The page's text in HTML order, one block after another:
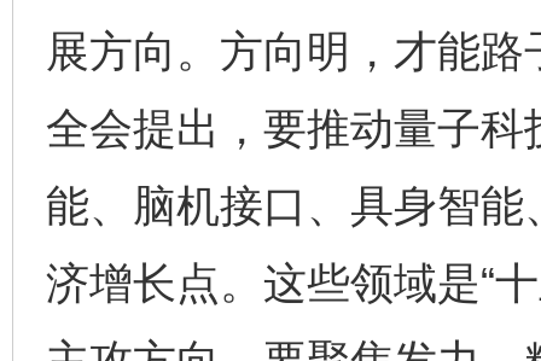
展方向。方向明，才能
全会提出，要推动量子
能、脑机接口、具身智
济增长点。这些领域是“